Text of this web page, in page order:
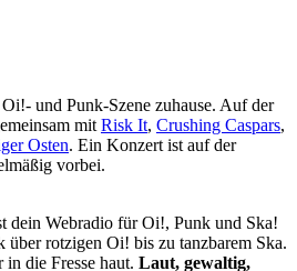
und Punk-Szene zuhause. Auf der
mit Risk It, Crushing Caspars,
Osten. Ein Konzert ist auf der
vorbei.
dein Webradio für Oi!, Punk und Ska!
über rotzigen Oi! bis zu tanzbarem Ska.
die Fresse haut. Laut, gewaltig,